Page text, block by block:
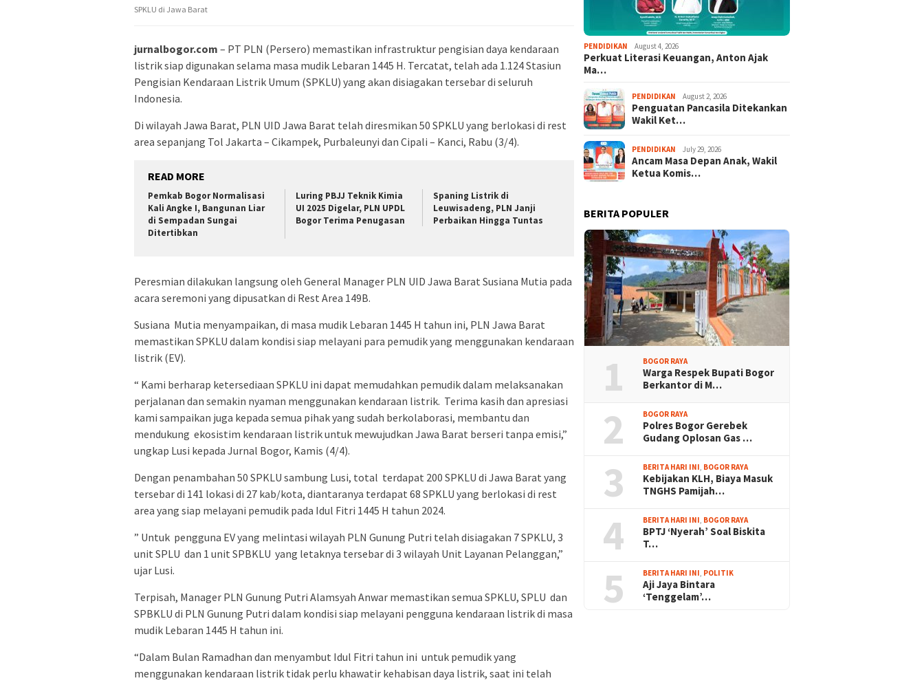
SPKLU di Jawa Barat
jurnalbogor.com – PT PLN (Persero) memastikan infrastruktur pengisian daya kendaraan
listrik siap digunakan selama masa mudik Lebaran 1445 H. Tercatat, telah ada 1.124 Stasiun
Pengisian Kendaraan Listrik Umum (SPKLU) yang akan disiagakan tersebar di seluruh
Indonesia.
Di wilayah Jawa Barat, PLN UID Jawa Barat telah diresmikan 50 SPKLU yang berlokasi di rest
area sepanjang Tol Jakarta – Cikampek, Purbaleunyi dan Cipali – Kanci, Rabu (3/4).
READ MORE
Pemkab Bogor Normalisasi
Kali Angke I, Bangunan Liar
di Sempadan Sungai
Ditertibkan
Luring PBJJ Teknik Kimia
UI 2025 Digelar, PLN UPDL
Bogor Terima Penugasan
Spaning Listrik di
Leuwisadeng, PLN Janji
Perbaikan Hingga Tuntas
Peresmian dilakukan langsung oleh General Manager PLN UID Jawa Barat Susiana Mutia pada
acara seremoni yang dipusatkan di Rest Area 149B.
Susiana Mutia menyampaikan, di masa mudik Lebaran 1445 H tahun ini, PLN Jawa Barat
memastikan SPKLU dalam kondisi siap melayani para pemudik yang menggunakan kendaraan
listrik (EV).
“ Kami berharap ketersediaan SPKLU ini dapat memudahkan pemudik dalam melaksanakan
perjalanan dan semakin nyaman menggunakan kendaraan listrik. Terima kasih dan apresiasi
kami sampaikan juga kepada semua pihak yang sudah berkolaborasi, membantu dan
mendukung ekosistim kendaraan listrik untuk mewujudkan Jawa Barat berseri tanpa emisi,”
ungkap Lusi kepada Jurnal Bogor, Kamis (4/4).
Dengan penambahan 50 SPKLU sambung Lusi, total terdapat 200 SPKLU di Jawa Barat yang
tersebar di 141 lokasi di 27 kab/kota, diantaranya terdapat 68 SPKLU yang berlokasi di rest
area yang siap melayani pemudik pada Idul Fitri 1445 H tahun 2024.
” Untuk pengguna EV yang melintasi wilayah PLN Gunung Putri telah disiagakan 7 SPKLU, 3
unit SPLU dan 1 unit SPBKLU yang letaknya tersebar di 3 wilayah Unit Layanan Pelanggan,”
ujar Lusi.
Terpisah, Manager PLN Gunung Putri Alamsyah Anwar memastikan semua SPKLU, SPLU dan
SPBKLU di PLN Gunung Putri dalam kondisi siap melayani pengguna kendaraan listrik di masa
mudik Lebaran 1445 H tahun ini.
“Dalam Bulan Ramadhan dan menyambut Idul Fitri tahun ini untuk pemudik yang
menggunakan kendaraan listrik tidak perlu khawatir kehabisan daya listrik, saat ini telah
PENDIDIKAN August 4, 2026
Perkuat Literasi Keuangan, Anton Ajak
Ma…
PENDIDIKAN August 2, 2026
Penguatan Pancasila Ditekankan
Wakil Ket…
PENDIDIKAN July 29, 2026
Ancam Masa Depan Anak, Wakil
Ketua Komis…
BERITA POPULER
1 BOGOR RAYA
Warga Respek Bupati Bogor
Berkantor di M…
2 BOGOR RAYA
Polres Bogor Gerebek
Gudang Oplosan Gas …
3 BERITA HARI INI, BOGOR RAYA
Kebijakan KLH, Biaya Masuk
TNGHS Pamijah…
4 BERITA HARI INI, BOGOR RAYA
BPTJ ‘Nyerah’ Soal Biskita
T…
5 BERITA HARI INI, POLITIK
Aji Jaya Bintara
‘Tenggelam’…